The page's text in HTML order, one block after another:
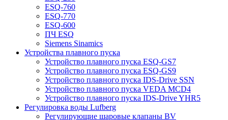
ESQ-760
ESQ-770
ESQ-600
ПЧ ESQ
Siemens Sinamics
Устройства плавного пуска
Устройство плавного пуска ESQ-GS7
Устройство плавного пуска ESQ-GS9
Устройство плавного пуска IDS-Drive SSN
Устройство плавного пуска VEDA MCD4
Устройство плавного пуска IDS-Drive YHR5
Регулировка воды Lufberg
Регулирующие шаровые клапаны BV